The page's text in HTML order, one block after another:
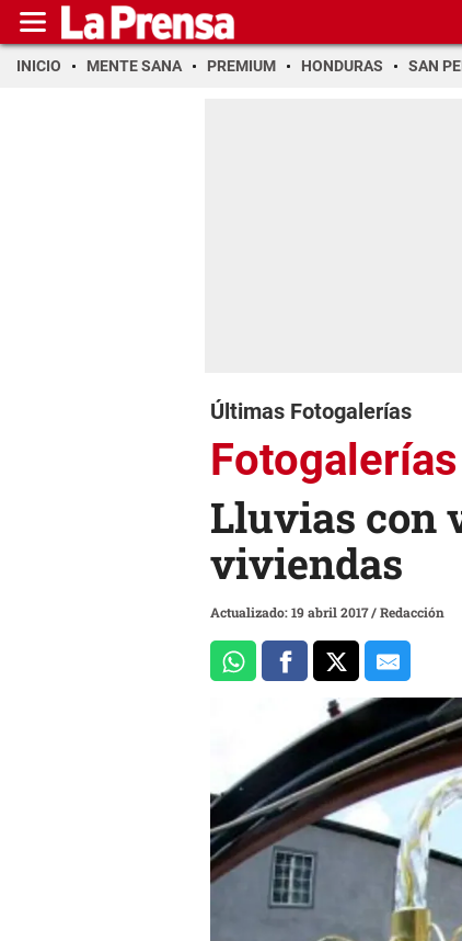
INICIO MENTE SANA PREMIUM HONDURAS SAN
Últimas Fotogalerías
Fotogalerías
Lluvias con
viviendas
Actualizado: 19 abril 2017/Redacción